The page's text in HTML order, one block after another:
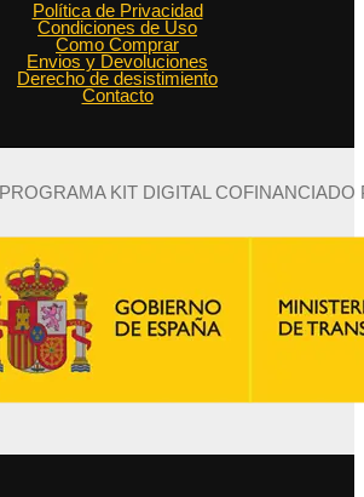
Política de Privacidad
Condiciones de Uso
Como Comprar
Envios y Devoluciones
Derecho de desistimiento
Contacto
PROGRAMA KIT DIGITAL